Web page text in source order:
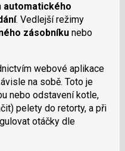
automatického
. Vedlejší režimy
zásobníku nebo
webové aplikace
na sobě. Toto je
nebo odstavení kotle,
pelety do retorty, a při
otáčky dle